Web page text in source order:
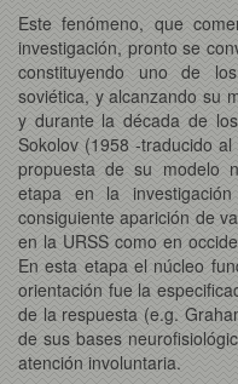
Este fenómeno, que
investigación, pronto se
constituyendo uno de
soviética, y alcanzando su
y durante la década de
Sokolov (1958 -traducido
propuesta de su modelo
etapa en la
consiguiente aparición de
en la URSS como en
En esta etapa el núcleo
orientación fue la
de la respuesta (e.g.
de sus bases
atención involuntaria.